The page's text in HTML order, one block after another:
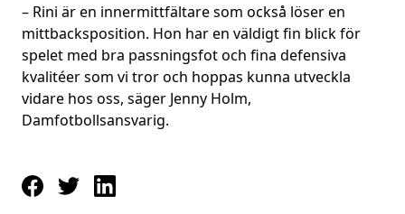
– Rini är en innermittfältare som också löser en
mittbacksposition. Hon har en väldigt fin blick för
spelet med bra passningsfot och fina defensiva
kvalitéer som vi tror och hoppas kunna utveckla
vidare hos oss, säger Jenny Holm,
Damfotbollsansvarig.